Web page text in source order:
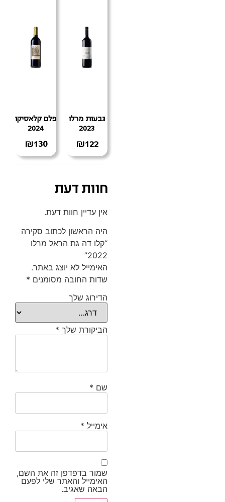
גבעות מרלו
2023
₪122
פלם קלאסיקו
2024
₪130
חוות דעת
אין עדיין חוות דעת.
היה הראשון לכתוב סקירה
“קלו דה גת הראל מרלו
2022”
האימייל לא יוצג באתר.
שדות החובה מסומנים *
הדירוג שלך
הביקורת שלך *
שם *
אימייל *
שמור בדפדפן זה את השם,
האימייל והאתר שלי לפעם
הבאה שאגיב.